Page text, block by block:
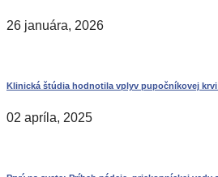
26 januára, 2026
Klinická štúdia hodnotila vplyv pupočníkovej
02 apríla, 2025